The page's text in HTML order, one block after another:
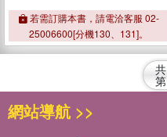
若需訂購本書，請電洽客服 02-
25006600[分機130、131]。
共
第
網站導航 >>